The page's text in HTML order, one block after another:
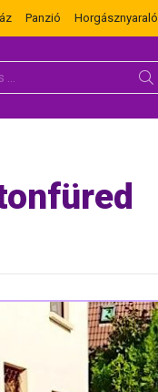
Panzió Horgásznyaraló